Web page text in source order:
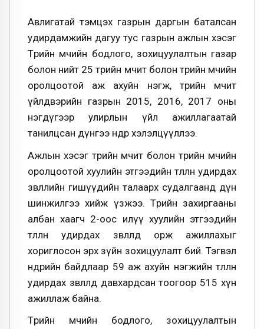
Авлигатай тэмцэх газрын даргын баталсан
удирдамжийн дагуу тус газрын ажлын хэсэг
Төрийн өмчийн бодлого, зохицуулалтын газар
болон нийт 25 төрийн өмчит болон төрийн өмчийн
оролцоотой аж ахуйн нэгж, төрийн өмчит
үйлдвэрийн газрын 2015, 2016, 2017 оны
нэгдүгээр улирлын үйл ажиллагаатай
танилцсан дүнгээ өнөөдөр хэлэлцүүллээ.
Ажлын хэсэг төрийн өмчит болон төрийн өмчийн
оролцоотой хуулийн этгээдийн төлөөлөн удирдах
зөвлөлийн гишүүдийн талаарх судалгаанд дүн
шинжилгээ хийж үзжээ. Төрийн захиргааны
албан хаагч 2-оос илүү хуулийн этгээдийн
төлөөлөн удирдах зөвлөлд орж ажиллахыг
хориглосон эрх зүйн зохицуулалт бий. Тэгвэл
өнөөдрийн байдлаар 59 аж ахуйн нэгжийн төлөөлөн
удирдах зөвлөлд давхардсан тоогоор 515 хүн
ажиллаж байна.
Төрийн өмчийн бодлого, зохицуулалтын